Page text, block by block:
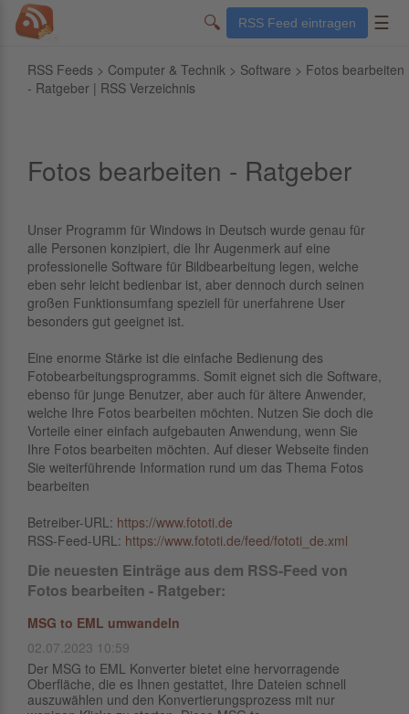
🔍 RSS Feed eintragen ☰
RSS Feeds > Computer & Technik > Software > Fotos bearbeiten
- Ratgeber | RSS Verzeichnis
Fotos bearbeiten - Ratgeber
Unser Programm für Windows in Deutsch wurde genau für
alle Personen konzipiert, die Ihr Augenmerk auf eine
professionelle Software für Bildbearbeitung legen, welche
eben sehr leicht bedienbar ist, aber dennoch durch seinen
großen Funktionsumfang speziell für unerfahrene User
besonders gut geeignet ist.
Eine enorme Stärke ist die einfache Bedienung des
Fotobearbeitungsprogramms. Somit eignet sich die Software,
ebenso für junge Benutzer, aber auch für ältere Anwender,
welche Ihre Fotos bearbeiten möchten. Nutzen Sie doch die
Vorteile einer einfach aufgebauten Anwendung, wenn Sie
Ihre Fotos bearbeiten möchten. Auf dieser Webseite finden
Sie weiterführende Information rund um das Thema Fotos
bearbeiten
Betreiber-URL: https://www.fototi.de
RSS-Feed-URL: https://www.fototi.de/feed/fototi_de.xml
Die neuesten Einträge aus dem RSS-Feed von
Fotos bearbeiten - Ratgeber:
MSG to EML umwandeln
02.07.2023 10:59
Der MSG to EML Konverter bietet eine hervorragende
Oberfläche, die es Ihnen gestattet, Ihre Dateien schnell
auszuwählen und den Konvertierungsprozess mit nur